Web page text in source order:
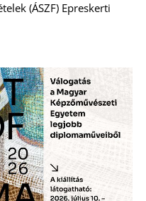
(ÁSZF) Epreskerti